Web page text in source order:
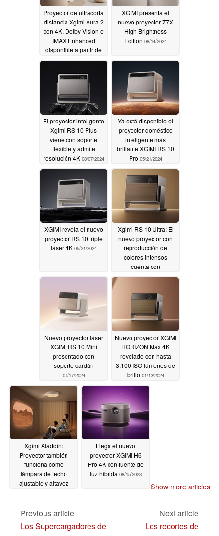
Proyector de ultracorta
distancia Xgimi Aura 2
con 4K, Dolby Vision e
IMAX Enhanced
disponible a partir de
hoy09/06/2024
XGIMI presenta el
nuevo proyector Z7X
High Brightness
Edition 08/14/2024
El proyector inteligente
Xgimi RS 10 Plus
viene con soporte
flexible y admite
resolución 4K 08/07/2024
Ya está disponible el
proyector doméstico
inteligente más
brillante XGIMI RS 10
Pro 05/21/2024
XGIMI revela el nuevo
proyector RS 10 triple
láser 4K 05/21/2024
Xgimi RS 10 Ultra: El
nuevo proyector con
reproducción de
colores intensos
cuenta con
certificación IMAX
Nuevo proyector láser
XGIMI RS 10 Mini
presentado con
soporte cardán
01/17/2024
Nuevo proyector XGIMI
HORIZON Max 4K
revelado con hasta
3.100 ISO lúmenes de
brillo 01/13/2024
Xgimi Aladdin:
Proyector también
funciona como
lámpara de techo
ajustable y altavoz
Llega el nuevo
proyector XGIMI H6
Pro 4K con fuente de
luz híbrida 08/15/2023
Show more articles
Previous article
Los Supercargadores de
Next article
Los recortes de